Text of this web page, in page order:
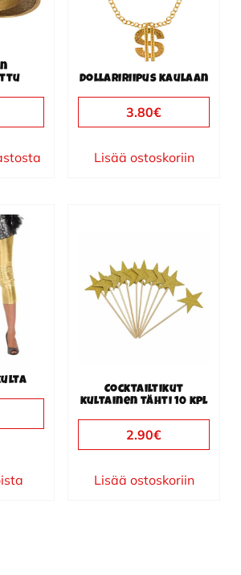
Dollaririipus kaulaan
3.80€
Lisää ostoskoriin
Cocktailtikut
kultainen tähti 10 kpl
2.90€
Lisää ostoskoriin